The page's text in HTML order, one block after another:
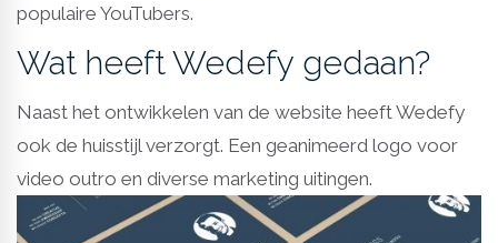
populaire YouTubers.
Wat heeft Wedefy gedaan?
Naast het ontwikkelen van de website heeft Wedefy
ook de huisstijl verzorgt. Een geanimeerd logo voor
video outro en diverse marketing uitingen.